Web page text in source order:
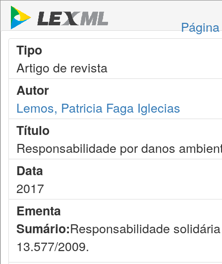
Tipo
Artigo de revista
Autor
Lemos, Patricia Faga Iglecias
Título
Responsabilidade por danos
Data
2017
Ementa
Sumário:Responsabilidade
13.577/2009.